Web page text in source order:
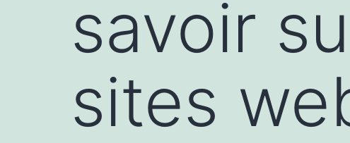
savoir
sites